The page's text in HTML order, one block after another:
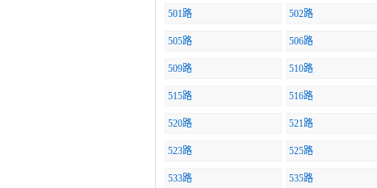
501路 502路
505路 506路
509路 510路
515路 516路
520路 521路
523路 525路
533路 535路